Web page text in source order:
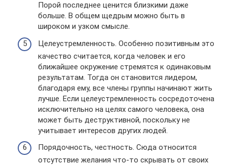
Порой последнее ценится близкими даже
больше. В общем щедрым можно быть в
широком и узком смысле.
Целеустремленность. Особенно позитивным это
качество считается, когда человек и его
ближайшее окружение стремятся к одинаковым
результатам. Тогда он становится лидером,
благодаря ему, все члены группы начинают жить
лучше. Если целеустремленность сосредоточена
исключительно на целях самого человека, она
может быть деструктивной, поскольку не
учитывает интересов других людей.
Порядочность, честность. Сюда относится
отсутствие желания что-то скрывать от своих